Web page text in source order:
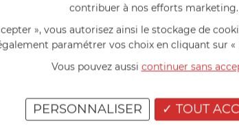
BIG GREEN EGG
De Rangement équipé
plateau acacia & 4 Roues
RUPTURE DE STOCK MOMENTANÉE
1 600,00 €
BIG
plateau
EN
1
contribuer à nos efforts marketing.
», vous autorisez ainsi le stockage de
paramétrer vos choix en cliquant sur «
Vous pouvez aussi continuer sans
TOUT
PERSONNALISER